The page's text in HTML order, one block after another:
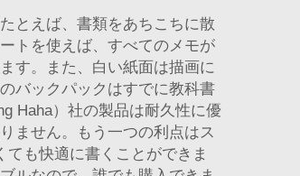
とえば、書類をあちこちに散
トを使えば、すべてのメモが
す。また、白い紙面は描画に
バックパックはすでに教科書
Haha）社の製品は耐久性に優
ません。もう一つの利点はス
も快適に書くことができま